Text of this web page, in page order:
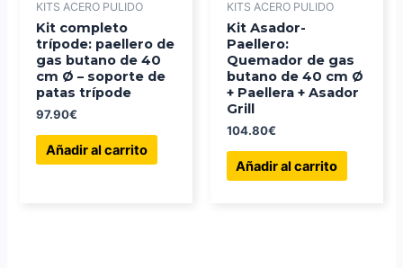
KITS ACERO PULIDO
Kit completo
trípode: paellero de
gas butano de 40
cm Ø – soporte de
patas trípode
97.90€
Añadir al carrito
KITS ACERO PULIDO
Kit Asador-
Paellero:
Quemador de gas
butano de 40 cm Ø
+ Paellera + Asador
Grill
104.80€
Añadir al carrito